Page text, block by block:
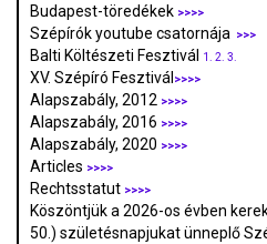
Budapest-töredékek >>>>
Szépírók youtube csatornája >>>
Balti Költészeti Fesztivál 1. 2. 3.
XV. Szépíró Fesztivál >>>>
Alapszabály, 2012 >>>>
Alapszabály, 2016 >>>>
Alapszabály, 2020 >>>>
Articles >>>>
Rechtsstatut >>>>
Köszöntjük a 2026-os évben
50.) születésnapjukat ünneplő